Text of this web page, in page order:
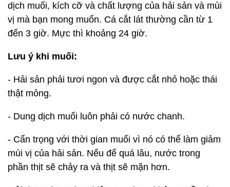
dịch muối, kích cỡ và chất lượng của hải sản và mùi
vị mà bạn mong muốn. Cá cắt lát thường cần từ 1
đến 3 giờ. Mực thì khoảng 24 giờ.
Lưu ý khi muối:
- Hải sản phải tươi ngon và được cắt nhỏ hoặc thái
thật mỏng.
- Dung dịch muối luôn phải có nước chanh.
- Cẩn trọng với thời gian muối vì nó có thể làm giảm
mùi vị của hải sản. Nếu để quá lâu, nước trong
phần thịt sẽ chảy ra và thịt sẽ mặn hơn.